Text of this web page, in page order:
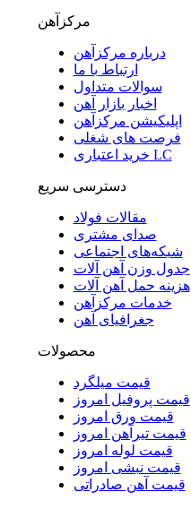
مرکزآهن
درباره مرکزآهن
ارتباط با ما
سوالات متداول
اخبار بازار آهن
اپلیکیشن مرکزآهن
فرصت های شغلی
خرید اعتباری LC
دسترسی سریع
مقالات فولاد
صدای مشتری
شبکه‌های اجتماعی
جدول وزن آهن آلات
هزینه حمل آهن آلات
خدمات مرکزآهن
جغرافیای آهن
محصولات
قیمت میلگرد
قیمت پروفیل امروز
قیمت ورق امروز
قیمت تیرآهن امروز
قیمت لوله امروز
قیمت نبشی امروز
قیمت آهن صادراتی